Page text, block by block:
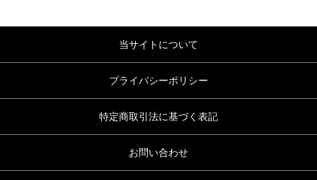
当サイトについて
プライバシーポリシー
特定商取引法に基づく表記
お問い合わせ